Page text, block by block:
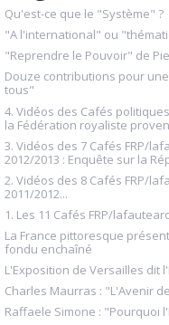
Qu'est-ce que le "Système" ?
"A l'international" ou
"Reprendre le Pouvoir" de
Douze contributions pour
tous"
4. Vidéos des Cafés
la Fédération royaliste
3. Vidéos des 7 Cafés FRP/
2012/2013 : Enquête sur la
2. Vidéos des 8 Cafés FRP/
2011/2012...
1. Les 11 Cafés FRP/
La France pittoresque
fondu enchaîné
L'Exposition de Versailles dit
Charles Maurras : "L'Avenir
Raffaele Simone : "Pourquoi